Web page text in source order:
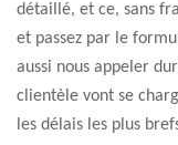
détaillé, et ce, sans
et passez par le
aussi nous appeler
clientèle vont se
les délais les plus